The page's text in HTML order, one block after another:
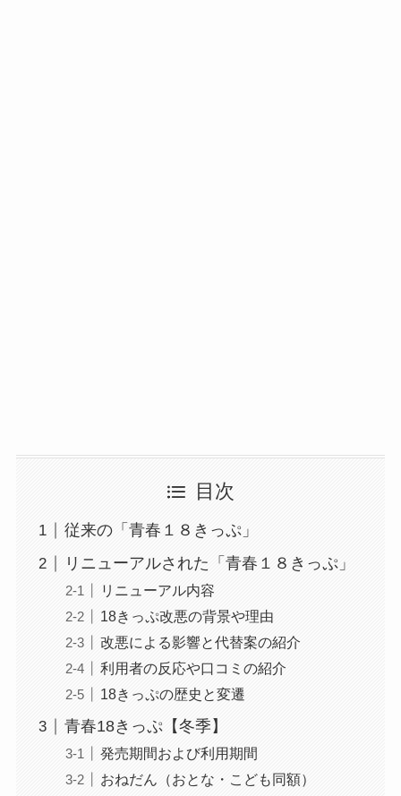
目次
従来の「青春１８きっぷ」
リニューアルされた「青春１８きっぷ」
リニューアル内容
18きっぷ改悪の背景や理由
改悪による影響と代替案の紹介
利用者の反応や口コミの紹介
18きっぷの歴史と変遷
青春18きっぷ【冬季】
発売期間および利用期間
おねだん（おとな・こども同額）